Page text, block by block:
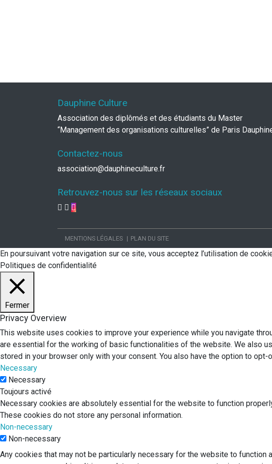
Dauphine Culture
Association des diplômés et des étudiants du Master
“Management des organisations culturelles” de Paris
Contactez-nous
association@dauphineculture.fr
Retrouvez-nous sur les réseaux sociaux
MENTIONS LÉGALES PLAN DU SITE
En poursuivant votre navigation sur ce site, vous acceptez l’utilisation de
Politiques de confidentialité
Fermer
Privacy Overview
This website uses cookies to improve your experience while you navigate
are essential for the working of basic functionalities of the website. We also
stored in your browser only with your consent. You also have the option to
Necessary
Necessary
Toujours activé
Necessary cookies are absolutely essential for the website to function
These cookies do not store any personal information.
Non-necessary
Non-necessary
Any cookies that may not be particularly necessary for the website to